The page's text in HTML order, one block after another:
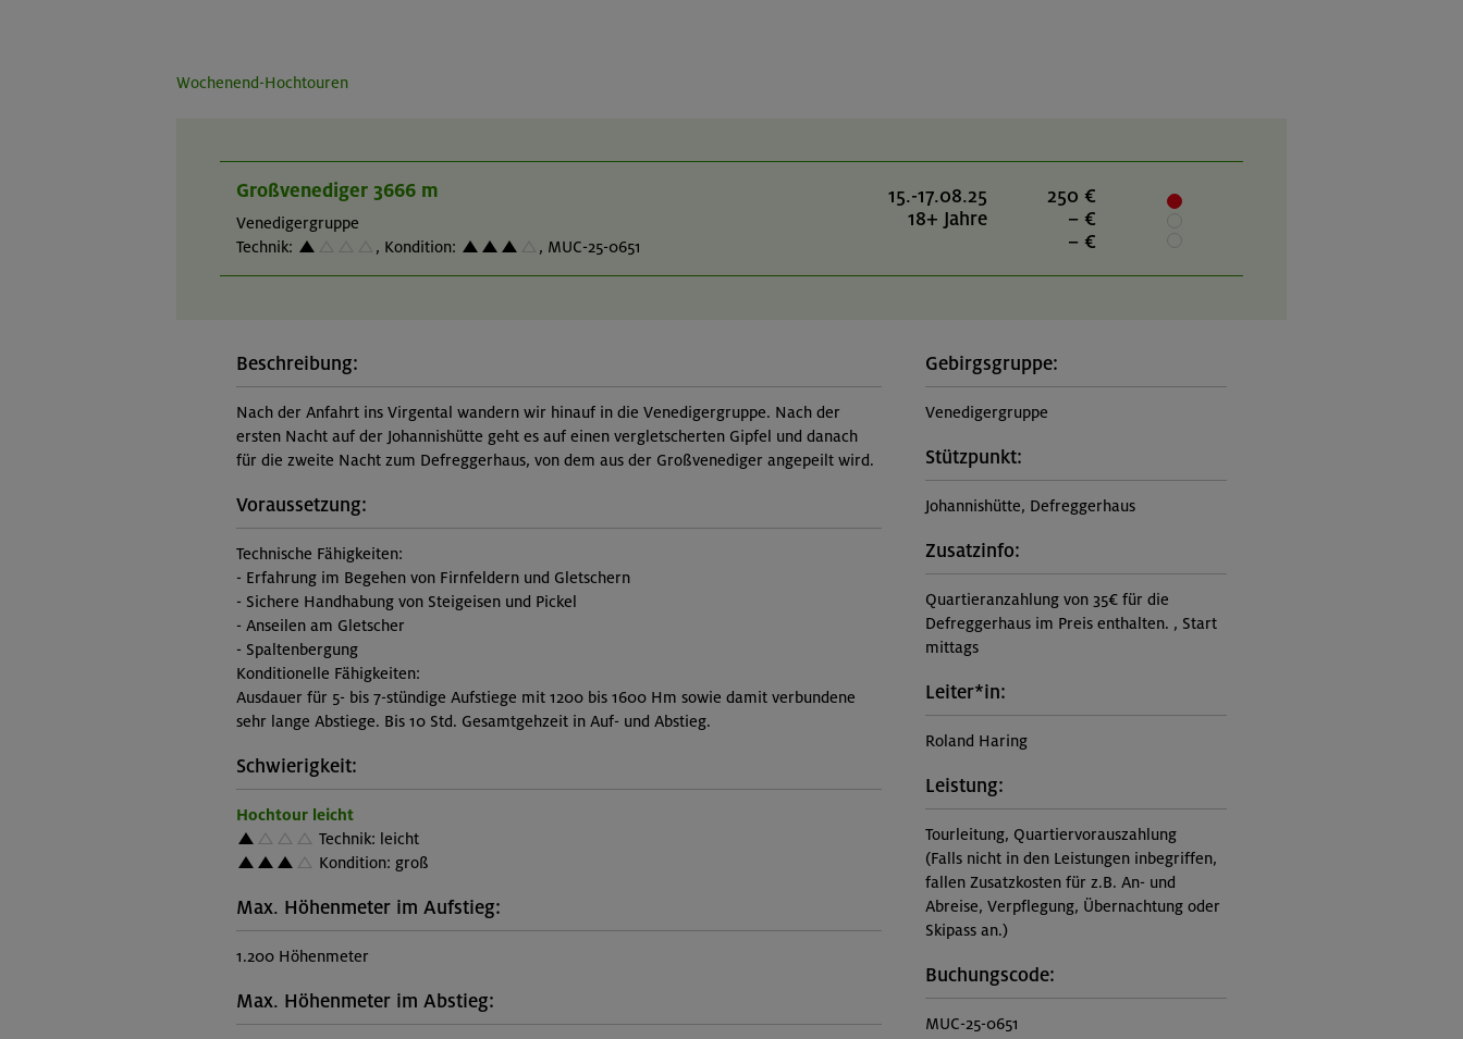
Wochenend-Hochtouren
Großvenediger 3666 m
Venedigergruppe
Technik:
, Kondition: , MUC-25-0651
15.-17.08.25
18+ Jahre
250 €
– €
– €
Beschreibung:
Nach der Anfahrt ins Virgental wandern wir hinauf in die Venedigergruppe. Nach der
ersten Nacht auf der Johannishütte geht es auf einen vergletscherten Gipfel und danach
für die zweite Nacht zum Defreggerhaus, von dem aus der Großvenediger angepeilt wird.
Voraussetzung:
Technische Fähigkeiten:
- Erfahrung im Begehen von Firnfeldern und Gletschern
- Sichere Handhabung von Steigeisen und Pickel
- Anseilen am Gletscher
- Spaltenbergung
Konditionelle Fähigkeiten:
Ausdauer für 5- bis 7-stündige Aufstiege mit 1200 bis 1600 Hm sowie damit verbundene
sehr lange Abstiege. Bis 10 Std. Gesamtgehzeit in Auf- und Abstieg.
Schwierigkeit:
Hochtour leicht
Technik: leicht
Kondition: groß
Max. Höhenmeter im Aufstieg:
1.200 Höhenmeter
Max. Höhenmeter im Abstieg:
Gebirgsgruppe:
Venedigergruppe
Stützpunkt:
Johannishütte, Defreggerhaus
Zusatzinfo:
Quartieranzahlung von 35€ für die
Defreggerhaus im Preis enthalten. , Start
mittags
Leiter*in:
Roland Haring
Leistung:
Tourleitung, Quartiervorauszahlung
(Falls nicht in den Leistungen inbegriffen,
fallen Zusatzkosten für z.B. An- und
Abreise, Verpflegung, Übernachtung oder
Skipass an.)
Buchungscode:
MUC-25-0651